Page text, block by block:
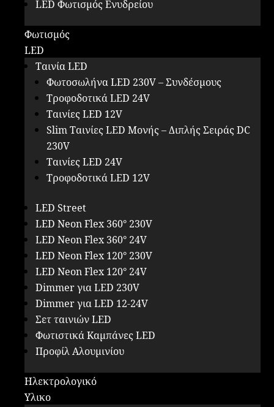
LED Φωτισμός Ενυδρείου
Φωτισμός
LED
Ταινία LED
Φωτοσωλήνα LED 230V – Συνδέσμους
Τροφοδοτικά LED 24V
Ταινίες LED 12V
Slim Ταινίες LED Μονής – Διπλής Σειράς DC
230V
Ταινίες LED 24V
Τροφοδοτικά LED 12V
LED Street
LED Neon Flex 360° 230V
LED Neon Flex 360° 24V
LED Neon Flex 120° 230V
LED Neon Flex 120° 24V
Dimmer για LED 230V
Dimmer για LED 12-24V
Σετ ταινιών LED
Φωτιστικά Καμπάνες LED
Προφίλ Αλουμινίου
Ηλεκτρολογικό
Υλικο